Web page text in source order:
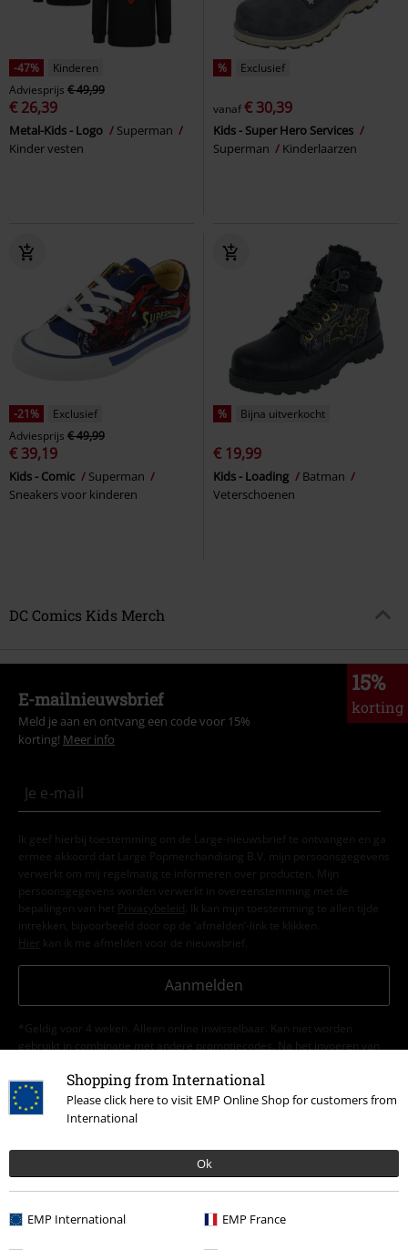
Shopping from International
Please click here to visit EMP Online Shop for customers from
International
Ok
EMP International EMP France
-47%
Kinderen
Adviesprijs € 49,99
€ 26,39
Metal-Kids - Logo
Superman
Kinder vesten
% Exclusief
vanaf€ 30,39
Kids - Super Hero Services
Superman
Kinderlaarzen
-21%
Exclusief
Adviesprijs € 49,99
€ 39,19
Kids - Comic
Superman
Sneakers voor kinderen
% Bijna uitverkocht
€ 19,99
Kids - Loading
Batman
Veterschoenen
DC Comics Kids Merch
15%
korting
E-mailnieuwsbrief
Meld je aan en ontvang een code voor 15%
korting! Meer info
Ik geef hierbij toestemming om de Large-nieuwsbrief te ontvangen en ga
ermee akkoord dat Large Popmerchandising B.V. mijn persoonsgegevens
verwerkt om mij regelmatig te informeren over producten. Mijn
persoonsgegevens worden verwerkt in overeenstemming met de
bepalingen van het
Privacybeleid . Ik kan mijn toestemming te allen tijde
intrekken, bijvoorbeeld door op de ‘afmelden’-link te klikken.
Hier kan ik me afmelden voor de nieuwsbrief.
Aanmelden
*Geldig voor 4 weken. Alleen online inwisselbaar. Kan niet worden
gebruikt in combinatie met andere promotiecodes. Na het invoeren van
geldig op boeken, media, cadeaubonnen, Rammstein, (Till) Lindemann,
Die Ärzte, Die Toten Hosen, Feine Sahne Fischfilet, Broilers, Böhse
Onkelz en artikelen die bijdragen aan een goed doel.